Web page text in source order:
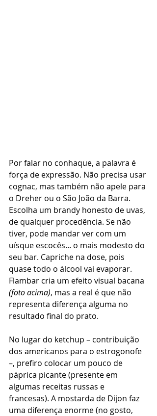
Por falar no conhaque, a palavra é
força de expressão. Não precisa usar
cognac, mas também não apele para
o Dreher ou o São João da Barra.
Escolha um brandy honesto de uvas,
de qualquer procedência. Se não
tiver, pode mandar ver com um
uísque escocês... o mais modesto do
seu bar. Capriche na dose, pois
quase todo o álcool vai evaporar.
Flambar cria um efeito visual bacana
(foto acima), mas a real é que não
representa diferença alguma no
resultado final do prato.
No lugar do ketchup – contribuição
dos americanos para o estrogonofe
–, prefiro colocar um pouco de
páprica picante (presente em
algumas receitas russas e
francesas). A mostarda de Dijon faz
uma diferença enorme (no gosto,